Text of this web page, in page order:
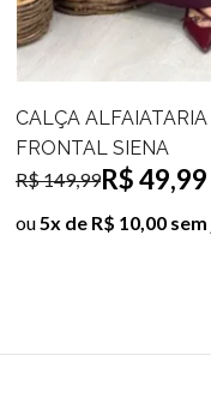
CALÇA
FRONTAL SIENA
R$ 149,99R$ 49,99
ou5x de R$ 10,00